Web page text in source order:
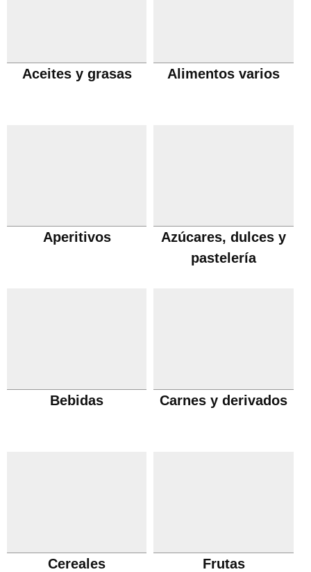
Aceites y grasas Alimentos varios
Aperitivos
Azúcares, dulces y
pastelería
Bebidas Carnes y derivados
Cereales Frutas